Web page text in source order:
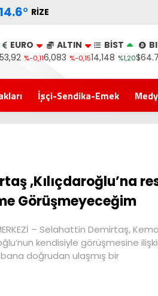
14.6° RIZE
EURO
53,92 %-0,11
ALTIN
6,083 %-0,15
BİST
14,148 %1,20
İşçi-Sendika-Emek
,Kılıçdaroğlu’na
Görüşmeyeceğim
– Selahattin Demirtaş,
kendisiyle görüşmesine
doğrudan ulaşmış bir